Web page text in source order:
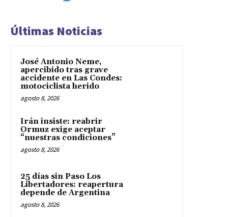
Últimas Noticias
José Antonio Neme,
apercibido tras grave
accidente en Las Condes:
motociclista herido
agosto 8, 2026
Irán insiste: reabrir
Ormuz exige aceptar
“nuestras condiciones”
agosto 8, 2026
25 días sin Paso Los
Libertadores: reapertura
depende de Argentina
agosto 8, 2026